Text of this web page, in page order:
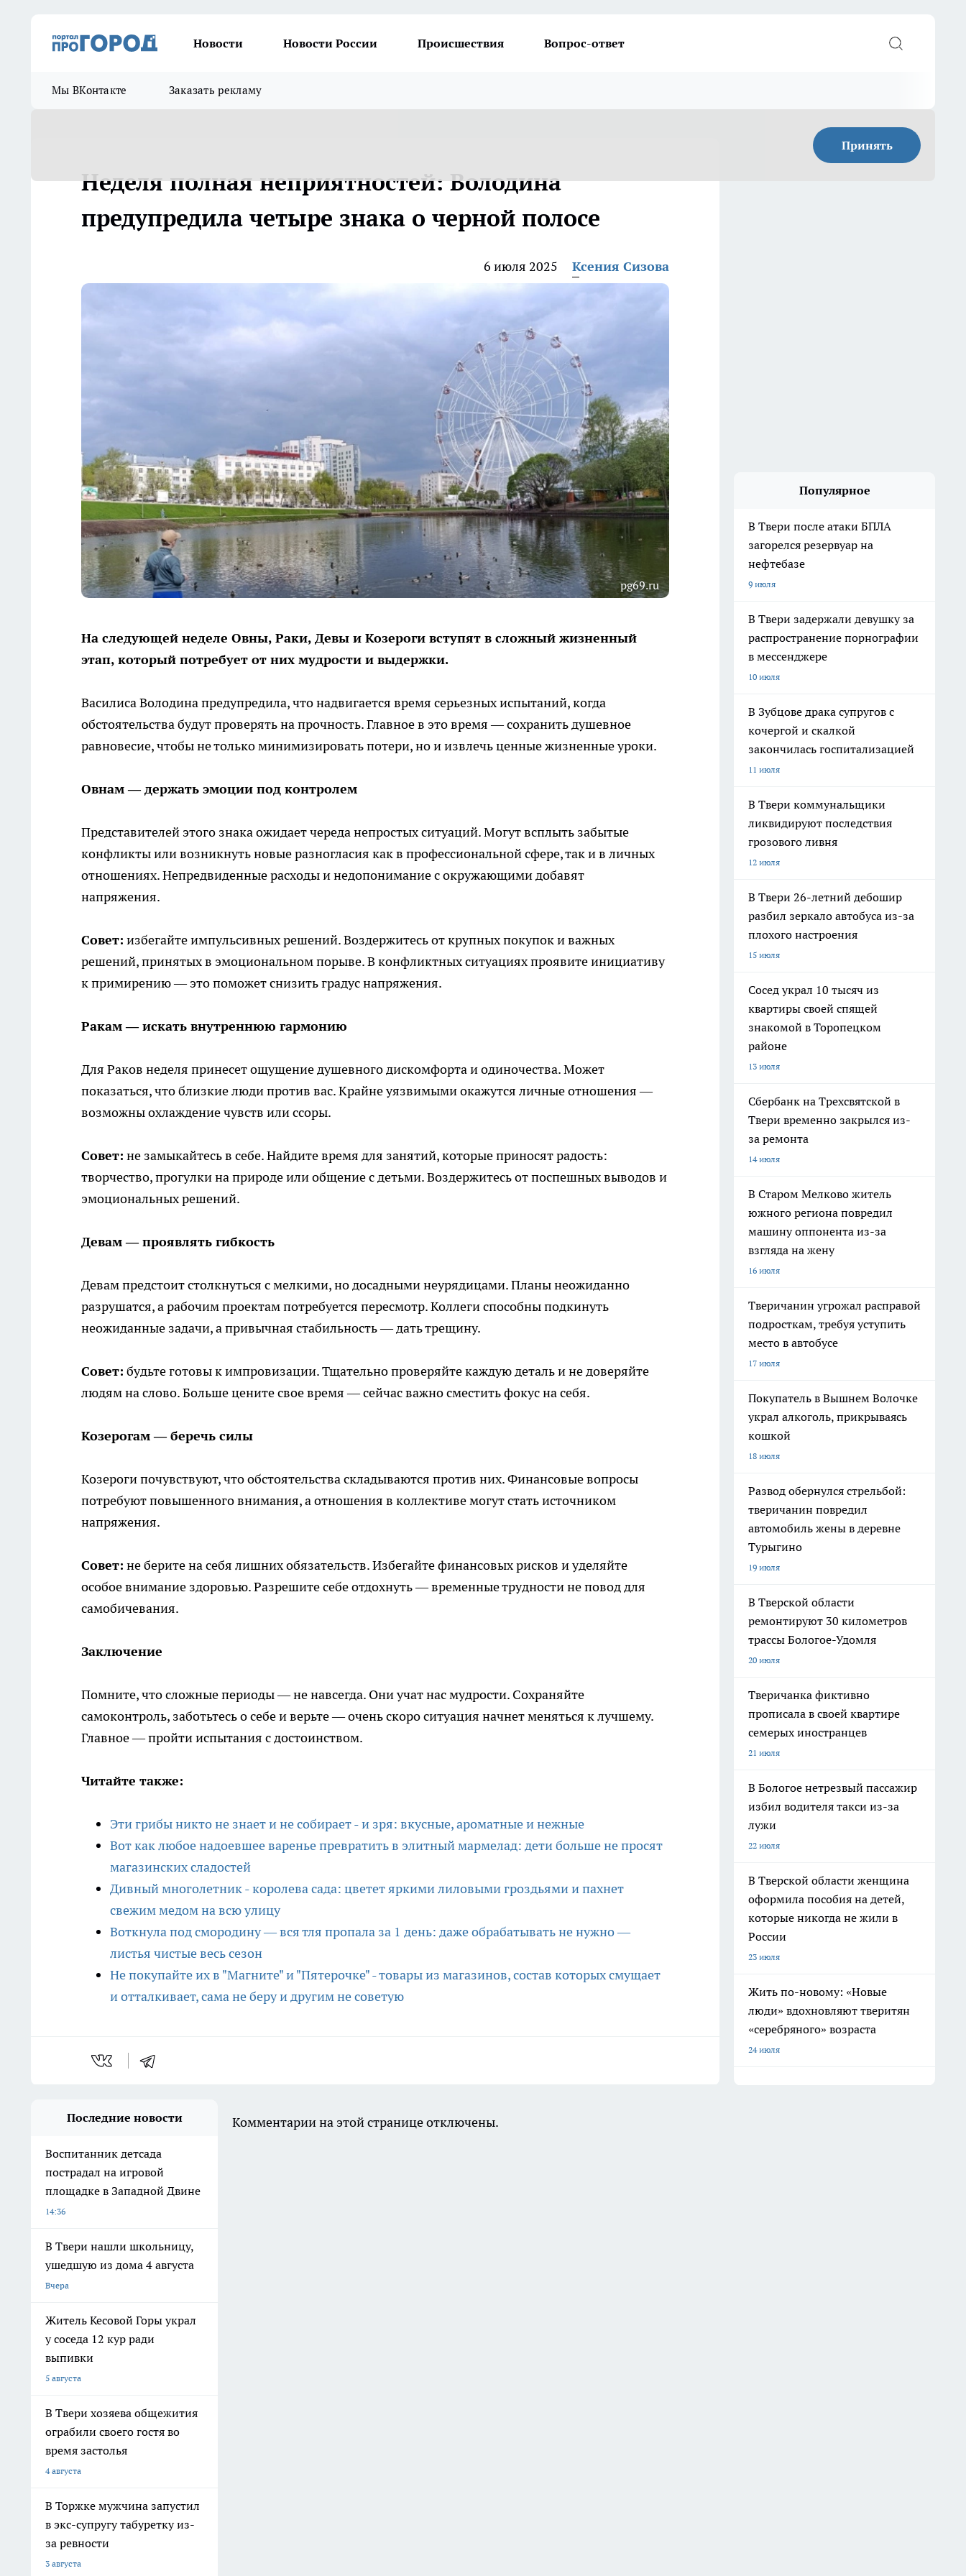
Новости Новости России Происшествия Вопрос-ответ
Мы ВКонтакте Заказать рекламу
Принять
Неделя полная неприятностей: Володина
предупредила четыре знака о черной полосе
6 июля 2025 Ксения Сизова
pg69.ru
На следующей неделе Овны, Раки, Девы и Козероги вступят в сложный жизненный
этап, который потребует от них мудрости и выдержки.
Василиса Володина предупредила, что надвигается время серьезных испытаний, когда
обстоятельства будут проверять на прочность. Главное в это время — сохранить душевное
равновесие, чтобы не только минимизировать потери, но и извлечь ценные жизненные уроки.
Овнам — держать эмоции под контролем
Представителей этого знака ожидает череда непростых ситуаций. Могут всплыть забытые
конфликты или возникнуть новые разногласия как в профессиональной сфере, так и в личных
отношениях. Непредвиденные расходы и недопонимание с окружающими добавят
напряжения.
Совет: избегайте импульсивных решений. Воздержитесь от крупных покупок и важных
решений, принятых в эмоциональном порыве. В конфликтных ситуациях проявите инициативу
к примирению — это поможет снизить градус напряжения.
Ракам — искать внутреннюю гармонию
Для Раков неделя принесет ощущение душевного дискомфорта и одиночества. Может
показаться, что близкие люди против вас. Крайне уязвимыми окажутся личные отношения —
возможны охлаждение чувств или ссоры.
Совет: не замыкайтесь в себе. Найдите время для занятий, которые приносят радость:
творчество, прогулки на природе или общение с детьми. Воздержитесь от поспешных выводов и
эмоциональных решений.
Девам — проявлять гибкость
Девам предстоит столкнуться с мелкими, но досадными неурядицами. Планы неожиданно
разрушатся, а рабочим проектам потребуется пересмотр. Коллеги способны подкинуть
неожиданные задачи, а привычная стабильность — дать трещину.
Совет: будьте готовы к импровизации. Тщательно проверяйте каждую деталь и не доверяйте
людям на слово. Больше цените свое время — сейчас важно сместить фокус на себя.
Козерогам — беречь силы
Козероги почувствуют, что обстоятельства складываются против них. Финансовые вопросы
потребуют повышенного внимания, а отношения в коллективе могут стать источником
напряжения.
Совет: не берите на себя лишних обязательств. Избегайте финансовых рисков и уделяйте
особое внимание здоровью. Разрешите себе отдохнуть — временные трудности не повод для
самобичевания.
Заключение
Помните, что сложные периоды — не навсегда. Они учат нас мудрости. Сохраняйте
самоконтроль, заботьтесь о себе и верьте — очень скоро ситуация начнет меняться к лучшему.
Главное — пройти испытания с достоинством.
Читайте также:
Эти грибы никто не знает и не собирает - и зря: вкусные, ароматные и нежные
Вот как любое надоевшее варенье превратить в элитный мармелад: дети больше не просят
магазинских сладостей
Дивный многолетник - королева сада: цветет яркими лиловыми гроздьями и пахнет
свежим медом на всю улицу
Воткнула под смородину — вся тля пропала за 1 день: даже обрабатывать не нужно —
листья чистые весь сезон
Не покупайте их в "Магните" и "Пятерочке" - товары из магазинов, состав которых смущает
и отталкивает, сама не беру и другим не советую
Популярное
В Твери после атаки БПЛА
загорелся резервуар на
нефтебазе
9 июля
В Твери задержали девушку за
распространение порнографии
в мессенджере
10 июля
В Зубцове драка супругов с
кочергой и скалкой
закончилась госпитализацией
11 июля
В Твери коммунальщики
ликвидируют последствия
грозового ливня
12 июля
В Твери 26-летний дебошир
разбил зеркало автобуса из-за
плохого настроения
15 июля
Сосед украл 10 тысяч из
квартиры своей спящей
знакомой в Торопецком
районе
13 июля
Сбербанк на Трехсвятской в
Твери временно закрылся из-
за ремонта
14 июля
В Старом Мелково житель
южного региона повредил
машину оппонента из-за
взгляда на жену
16 июля
Тверичанин угрожал расправой
подросткам, требуя уступить
место в автобусе
17 июля
Покупатель в Вышнем Волочке
украл алкоголь, прикрываясь
кошкой
18 июля
Развод обернулся стрельбой:
тверичанин повредил
автомобиль жены в деревне
Турыгино
19 июля
В Тверской области
ремонтируют 30 километров
трассы Бологое-Удомля
20 июля
Тверичанка фиктивно
прописала в своей квартире
семерых иностранцев
21 июля
В Бологое нетрезвый пассажир
избил водителя такси из-за
лужи
22 июля
В Тверской области женщина
оформила пособия на детей,
которые никогда не жили в
России
23 июля
Жить по-новому: «Новые
люди» вдохновляют тверитян
«серебряного» возраста
24 июля
Последние новости
Воспитанник детсада
пострадал на игровой
площадке в Западной Двине
14:36
В Твери нашли школьницу,
ушедшую из дома 4 августа
Вчера
Житель Кесовой Горы украл
у соседа 12 кур ради
выпивки
5 августа
В Твери хозяева общежития
ограбили своего гостя во
время застолья
4 августа
В Торжке мужчина запустил
в экс-супругу табуретку из-
за ревности
3 августа
Комментарии на этой странице отключены.